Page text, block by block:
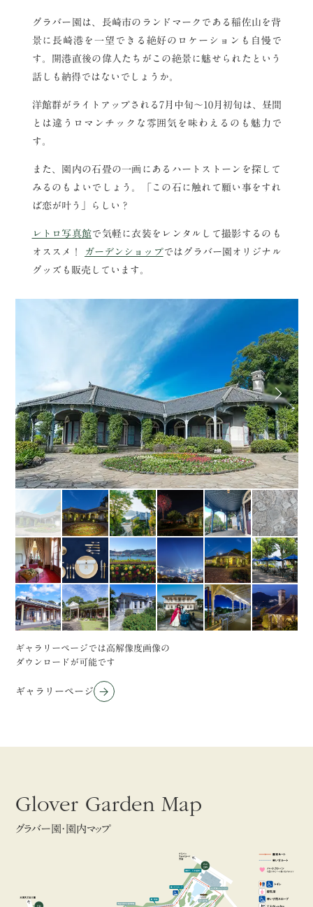
グラバー園は、長崎市のランドマークである稲佐山を背
景に長崎港を一望できる絶好のロケーションも自慢で
す。開港直後の偉人たちがこの絶景に魅せられたという
話しも納得ではないでしょうか。
洋館群がライトアップされる7月中旬～10月初旬は、昼間
とは違うロマンチックな雰囲気を味わえるのも魅力で
す。
また、園内の石畳の一画にあるハートストーンを探して
みるのもよいでしょう。「この石に触れて願い事をすれ
ば恋が叶う」らしい？
レトロ写真館で気軽に衣装をレンタルして撮影するのも
オススメ！
ガーデンショップではグラバー園オリジナル
グッズも販売しています。
ギャラリーページでは高解像度画像の
ダウンロードが可能です
ギャラリーページ
Glover Garden Map
グラバー園・園内マップ